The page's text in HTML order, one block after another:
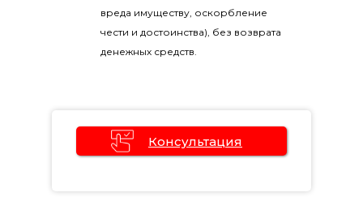
вреда имуществу, оскорбление
чести и достоинства), без возврата
денежных средств.
Консультация